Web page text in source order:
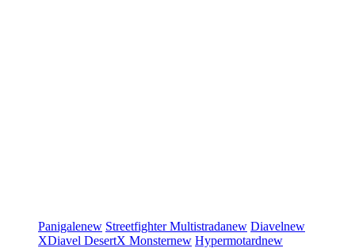
Panigalenew StreetfighterMultistradanew Diavelnew
XDiavel DesertX Monsternew Hypermotardnew